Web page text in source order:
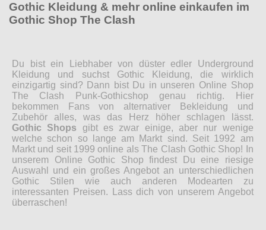
Gothic Kleidung & mehr online einkaufen im
Gothic Shop The Clash
Du bist ein Liebhaber von düster edler Underground
Kleidung und suchst Gothic Kleidung, die wirklich
einzigartig sind? Dann bist Du in unseren Online Shop
The Clash Punk-Gothicshop genau richtig. Hier
bekommen Fans von alternativer Bekleidung und
Zubehör alles, was das Herz höher schlagen lässt.
Gothic Shops gibt es zwar einige, aber nur wenige
welche schon so lange am Markt sind. Seit 1992 am
Markt und seit 1999 online als The Clash Gothic Shop! In
unserem Online Gothic Shop findest Du eine riesige
Auswahl und ein großes Angebot an unterschiedlichen
Gothic Stilen wie auch anderen Modearten zu
interessanten Preisen. Lass dich von unserem Angebot
überraschen!